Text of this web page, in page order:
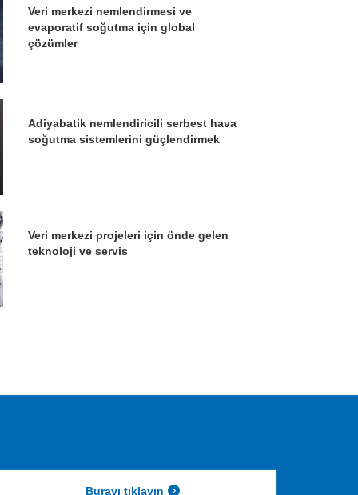
Veri merkezi nemlendirmesi ve
evaporatif soğutma için global
çözümler
Adiyabatik nemlendiricili serbest hava
soğutma sistemlerini güçlendirmek
Veri merkezi projeleri için önde gelen
teknoloji ve servis
Burayı tıklayın